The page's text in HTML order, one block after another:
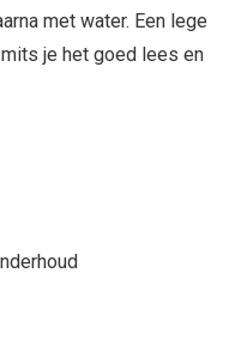
met water. Een lege
je het goed lees en